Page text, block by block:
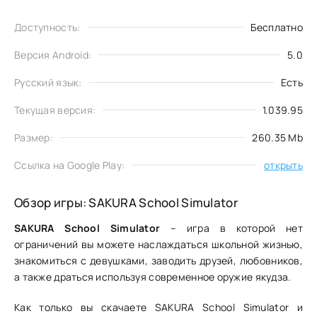
Доступность: Бесплатно
Версия Android: 5.0
Русский язык: Есть
Текущая версия: 1.039.95
Размер: 260.35 Mb
Ссылка на Google Play: открыть
Обзор игры: SAKURA School Simulator
SAKURA School Simulator – игра в которой нет
ограничений вы можете наслаждаться школьной жизнью,
знакомиться с девушками, заводить друзей, любовников,
а также драться используя современное оружие якудза.
Как только вы скачаете SAKURA School Simulator и